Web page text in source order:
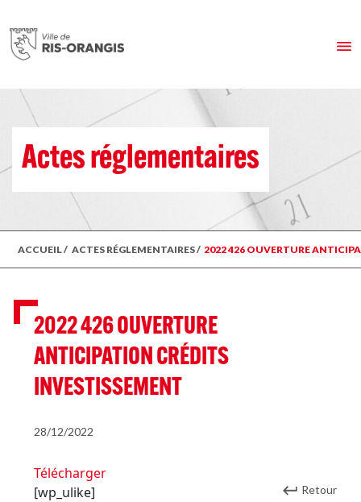
Actes réglementaires
ACCUEIL/ ACTES RÉGLEMENTAIRES/ 2022 426 OUVERTURE
2022 426 OUVERTURE
ANTICIPATION CRÉDITS
INVESTISSEMENT
28/12/2022
Télécharger
[wp_ulike]
Retour